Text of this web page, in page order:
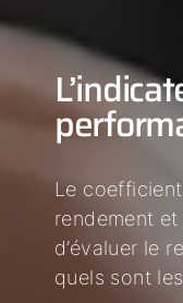
Le
rendement
d’évaluer le
quels sont